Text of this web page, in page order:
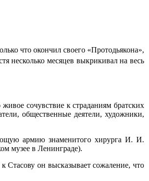
что окончил своего «Протодьякона»,
несколько месяцев выкрикивал на весь
сочувствие к страданиям братских
общественные деятели, художники,
армию знаменитого хирурга И. И.
музее в Ленинграде).
он высказывает сожаление, что